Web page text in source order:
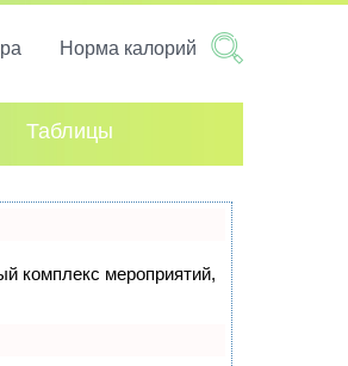
Норма калорий
Таблицы
комплекс мероприятий,